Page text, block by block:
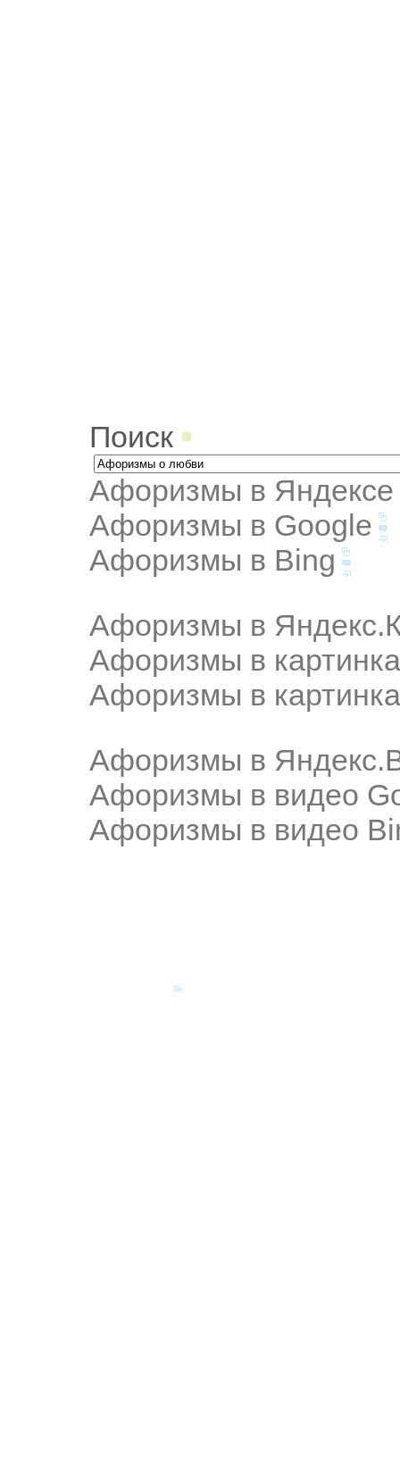
Поиск
Афоризмы в Яндексе
Афоризмы в Google
Афоризмы в Bing
Афоризмы в
Афоризмы в
Афоризмы в
Афоризмы в
Афоризмы в видео
Афоризмы в видео